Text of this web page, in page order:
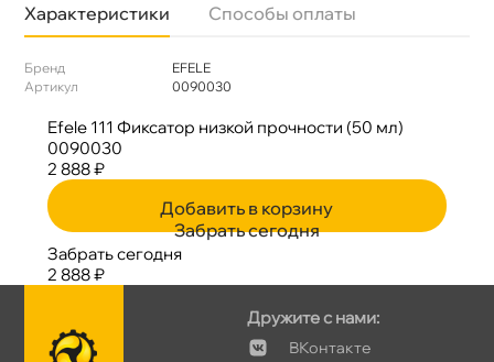
Характеристики Способы оплаты
Бренд
EFELE
Артикул
0090030
Efele 111 Фиксатор низкой прочности (50 мл)
0090030
2 888 ₽
Добавить в корзину
Забрать сегодня
Забрать сегодня
2 888 ₽
Дружите с нами:
Контакте